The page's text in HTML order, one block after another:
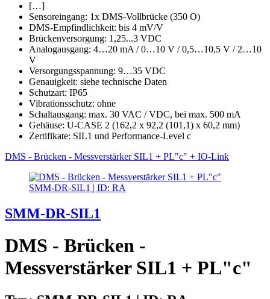
[…]
Sensoreingang: 1x DMS-Vollbrücke (350 O)
DMS-Empfindlichkeit: bis 4 mV/V
Brückenversorgung: 1,25...3 VDC
Analogausgang: 4…20 mA / 0…10 V / 0,5…10,5 V / 2…10
V
Versorgungsspannung: 9…35 VDC
Genauigkeit: siehe technische Daten
Schutzart: IP65
Vibrationsschutz: ohne
Schaltausgang: max. 30 VAC / VDC, bei max. 500 mA
Gehäuse: U-CASE 2 (162,2 x 92,2 (101,1) x 60,2 mm)
Zertifikate: SIL1 und Performance-Level c
DMS - Brücken - Messverstärker SIL1 + PL"c" + IO-Link
SMM-DR-SIL1 | ID: RA
SMM-DR-SIL1
DMS - Brücken -
Messverstärker SIL1 + PL"c"